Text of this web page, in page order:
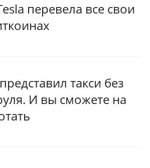
перевела все свои
такси без
И вы сможете на